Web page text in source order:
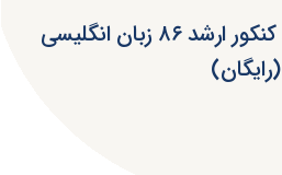
دانلود سوالات و کلید کنکور ارشد ۸۶ زبان انگلیسی
(رایگان)